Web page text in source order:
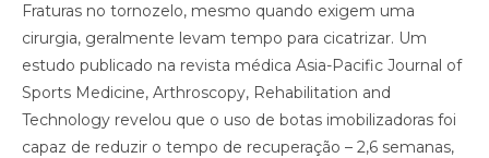
Fraturas no tornozelo, mesmo quando exigem uma
cirurgia, geralmente levam tempo para cicatrizar. Um
estudo publicado na revista médica Asia-Pacific Journal of
Sports Medicine, Arthroscopy, Rehabilitation and
Technology revelou que o uso de botas imobilizadoras foi
capaz de reduzir o tempo de recuperação – 2,6 semanas,